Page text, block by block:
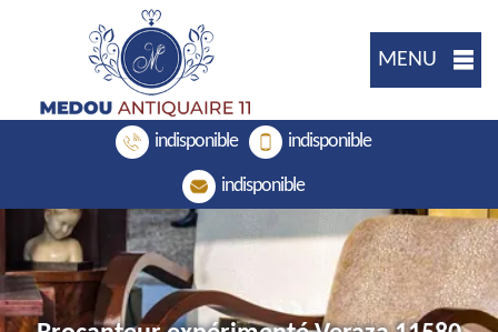
MENU
indisponible indisponible
indisponible